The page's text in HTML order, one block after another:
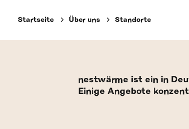
Startseite Über uns Standorte
nestwärme ist ein in
Einige Angebote